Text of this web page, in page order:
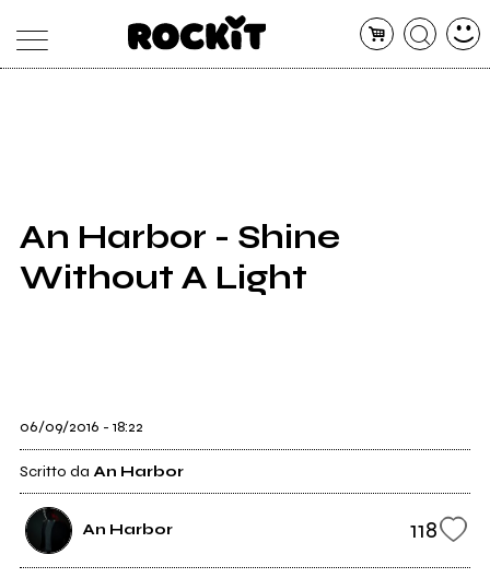
SHOP
RADIO
An Harbor - Shine
Without A Light
06/09/2016 - 18:22
Scritto da An Harbor
An Harbor 118